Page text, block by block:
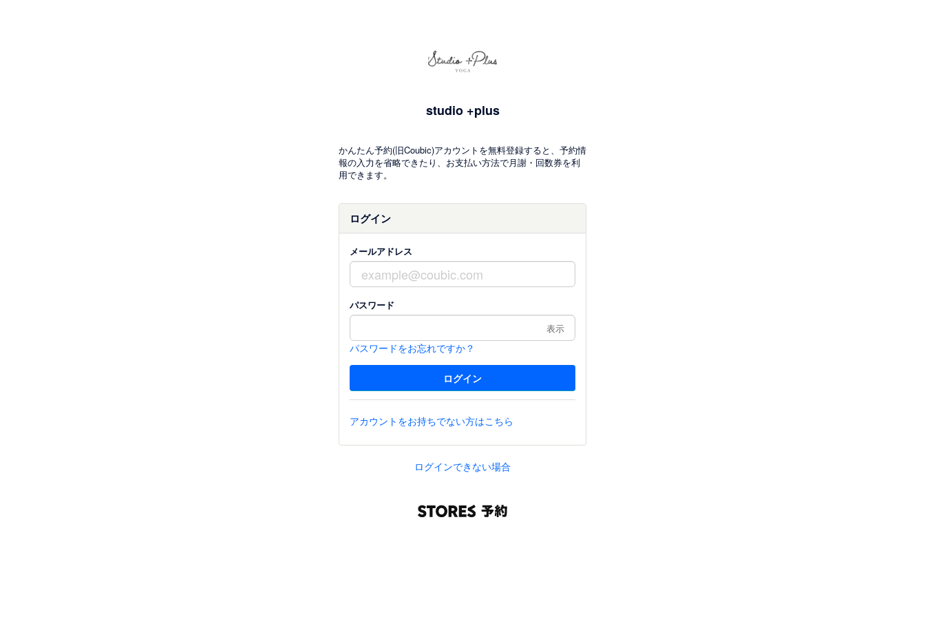
studio +plus
かんたん予約(旧Coubic)アカウントを無料登録すると、予約情
報の入力を省略できたり、お支払い方法で月謝・回数券を利
用できます。
ログイン
メールアドレス
パスワード
表示
パスワードをお忘れですか？
アカウントをお持ちでない方はこちら
ログインできない場合